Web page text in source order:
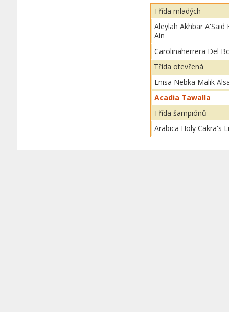
Třída mladých
Aleylah Akhbar A'Said
Ain
Carolinaherrera Del
Třída otevřená
Enisa Nebka Malik
Acadia Tawalla
Třída šampiónů
Arabica Holy Cakra's